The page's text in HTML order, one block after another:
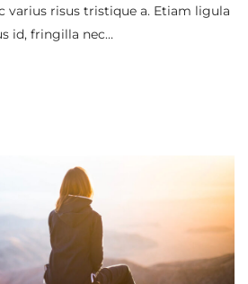
varius risus tristique a. Etiam ligula
id, fringilla nec…